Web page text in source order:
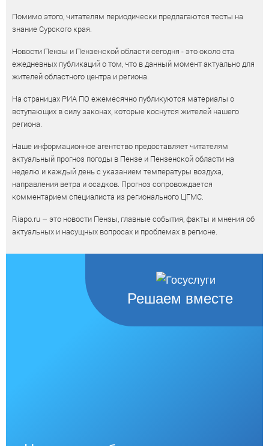
Помимо этого, читателям периодически предлагаются тесты на
знание Сурского края.
Новости Пензы и Пензенской области сегодня - это около ста
ежедневных публикаций о том, что в данный момент актуально для
жителей областного центра и региона.
На страницах РИА ПО ежемесячно публикуются материалы о
вступающих в силу законах, которые коснутся жителей нашего
региона.
Наше информационное агентство предоставляет читателям
актуальный прогноз погоды в Пензе и Пензенской области на
неделю и каждый день с указанием температуры воздуха,
направления ветра и осадков. Прогноз сопровождается
комментарием специалиста из регионального ЦГМС.
Riapo.ru – это новости Пензы, главные события, факты и мнения об
актуальных и насущных вопросах и проблемах в регионе.
Решаем вместе